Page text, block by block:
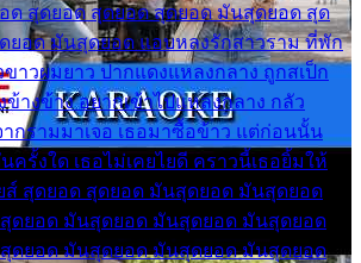
ด สุดยอด สุดยอด สุดยอด มันสุดยอด สุด
ยอด มันสุดยอด แอบหลงรักสาวราม ที่พัก
ขาวผมยาว ปากแดงแหลงกลาง ถูกสเป็ก
ข้างข้าง อยากเข้าไปแหลงกลาง กลัว
กรามมาเจอ เธอมาซื้อข้าว แต่ก่อนนั้น
นครั้งใด เธอไม่เคยไยดี คราวนี้เธอยิ้มให้
ส์ สุดยอด สุดยอด มันสุดยอด มันสุดยอด
ดยอด มันสุดยอด มันสุดยอด มันสุดยอด
ดยอด มันสุดยอด มันสุดยอด มันสุดยอด